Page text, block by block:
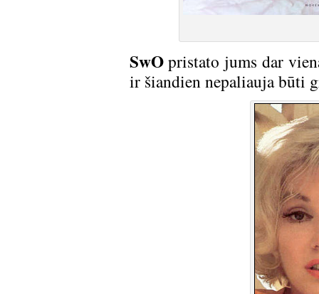
SwOpristato jums dar
ir šiandien nepaliauja būti